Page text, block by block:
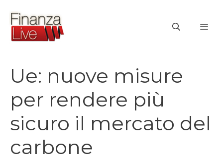
contenuto
Ue: nuove misure
per rendere più
sicuro il mercato del
carbone